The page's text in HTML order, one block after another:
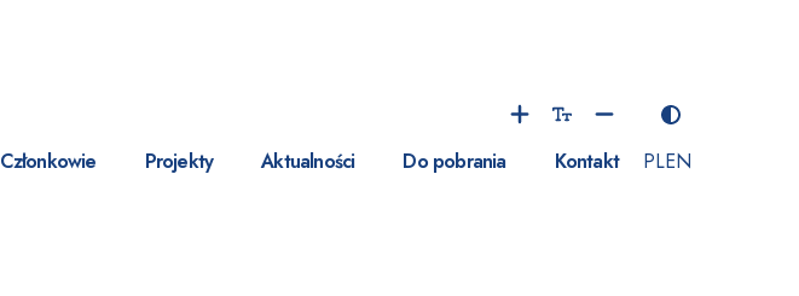
Członkowie Projekty Aktualności Do pobrania Kontakt PLEN